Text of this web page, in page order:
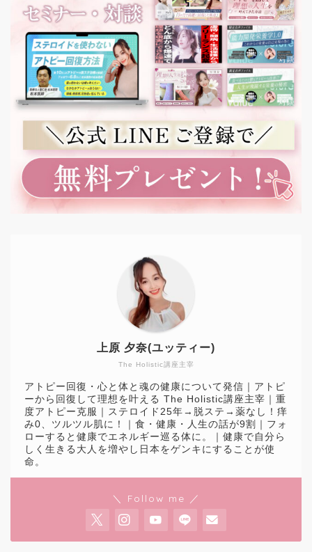
The Holistic講座主宰
上原 夕奈(ユッティー)
アトピー回復・心と体と魂の健康について発信｜アトピ
ーから回復して理想を叶える The Holistic講座主宰｜重
度アトピー克服｜ステロイド25年→脱ステ→薬なし！痒
み0、ツルツル肌に！｜食・健康・人生の話が9割｜フォ
ローすると健康でエネルギー巡る体に。｜健康で自分ら
しく生きる大人を増やし日本をゲンキにすることが使
命。
＼ Follow me ／